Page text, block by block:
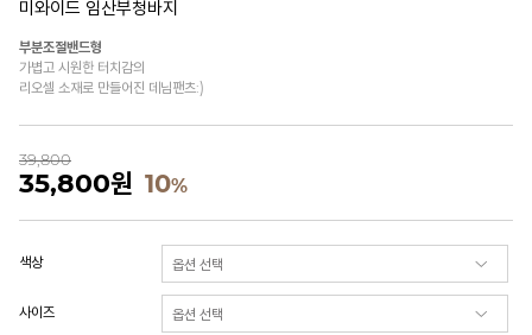
미와이드 임산부청바지
부분조절밴드형
가볍고 시원한 터치감의
리오셀 소재로 만들어진 데님팬츠:)
39,800
35,800원 10%
색상
사이즈